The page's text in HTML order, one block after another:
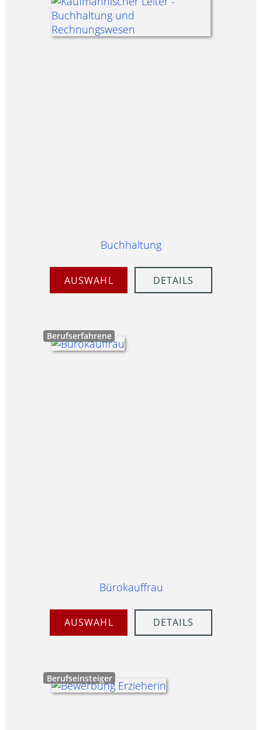
Buchhaltung
AUSWAHL DETAILS
Berufserfahrene
Bürokauffrau
AUSWAHL DETAILS
Berufseinsteiger